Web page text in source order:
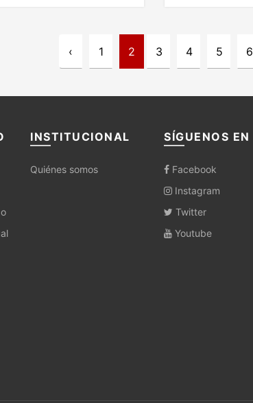
‹ 1 2 3 4 5 6
INSTITUCIONAL
Quiénes somos
SÍGUENOS EN
Facebook
Instagram
Twitter
Youtube